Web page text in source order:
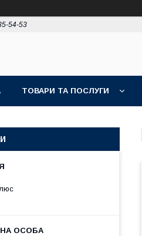
54-53
ТОВАРИ ТА ПОСЛУГИ